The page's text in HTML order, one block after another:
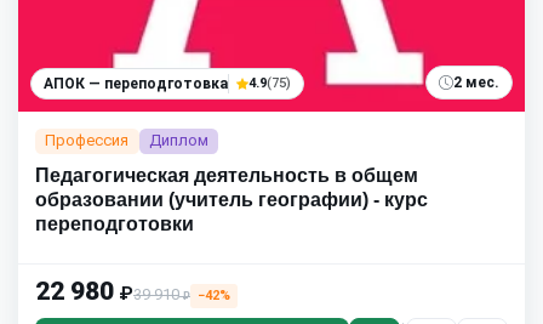
АПОК — переподготовка 4.9(75) 2 мес.
Профессия Диплом
Педагогическая деятельность в общем
образовании (учитель географии) - курс
переподготовки
22 980 ₽39 910₽ −42%